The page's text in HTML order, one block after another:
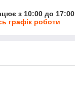
з 10:00 до 17:00
графік роботи